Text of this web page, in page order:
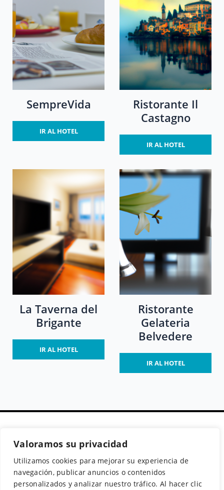
Valoramos su privacidad
Utilizamos cookies para mejorar su experiencia de
navegación, publicar anuncios o contenidos
personalizados y analizar nuestro tráfico. Al hacer clic
SempreVida
IR AL HOTEL
Ristorante Il
Castagno
IR AL HOTEL
La Taverna del
Brigante
IR AL HOTEL
Ristorante
Gelateria
Belvedere
IR AL HOTEL
Secciones
Buscador de
Hoteles
Políticas
Política de cookies
Aviso Legal
Política de
Instagram